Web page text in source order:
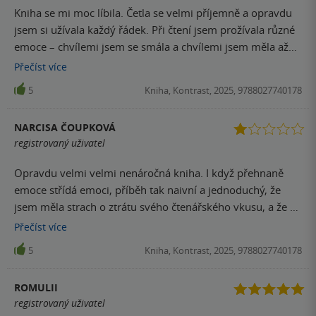
Kniha se mi moc líbila. Četla se velmi příjemně a opravdu
jsem si užívala každý řádek. Při čtení jsem prožívala různé
emoce – chvílemi jsem se smála a chvílemi jsem měla až
slzy v očích. Příběh mě opravdu zaujal a měla jsem pocit,
jako bych ho prožívala spolu s hrdiny. Teď mám dokonce
chuť navštívit La Malouinière, protože to místo působí jako
Přečíst více
5 Kniha, Kontrast, 2025, 9788027740178
NARCISA ČOUPKOVÁ
registrovaný uživatel
Opravdu velmi velmi nenáročná kniha. I když přehnaně
emoce střídá emoci, příběh tak naivní a jednoduchý, že
jsem měla strach o ztrátu svého čtenářského vkusu, a že už
jsem přečetla hromady společenských románů pro ženy,
jsou pro mě skvělou oddechovkou. Váhala jsem, jestli má
smysl knihu dočíst. Ale je to jen můj názor, podle ohlasů si
Přečíst více
5 Kniha, Kontrast, 2025, 9788027740178
ROMULII
registrovaný uživatel